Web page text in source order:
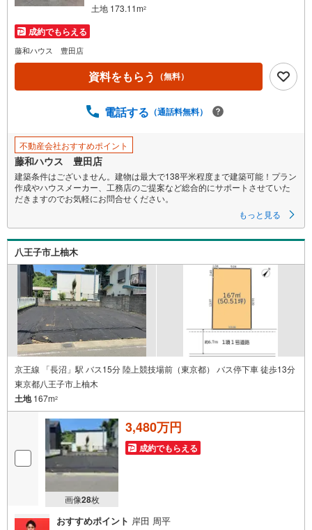
土地 173.11m2
成約でもらえる
藤和ハウス 豊田店
資料をもらう （無料）
電話する （通話料無料）
不動産会社おすすめポイント
藤和ハウス 豊田店
建築条件はございません。建物は最大で138平米程度まで建築可能！プラン
作成やハウスメーカー、工務店のご提案など総合的にサポートさせていた
だきますのでお気軽にお問合せください。
もっと見る
八王子市上柚木
京王線 「長沼」駅 バス15分 陸上競技場前（東京都） バス停下車 徒歩13分
東京都八王子市上柚木
土地167m2
画像28枚
3,480万円
成約でもらえる
おすすめポイント 岸田 周平